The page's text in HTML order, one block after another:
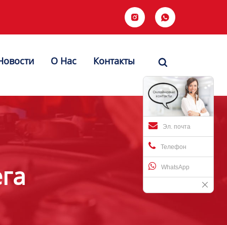
 
О Hас Контакты 
Эл. почта
Телефон
WhatsApp